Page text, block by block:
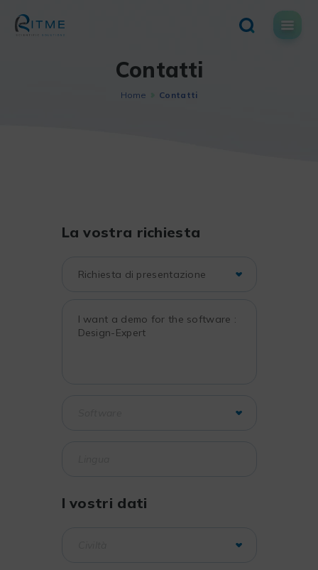
content
Contatti
Home Contatti
La vostra richiesta
I vostri dati